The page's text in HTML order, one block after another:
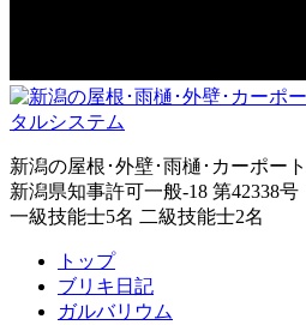
新潟の屋根･外壁･雨樋･カーポート
新潟県知事許可一般-18 第42338号
一級技能士5名 二級技能士2名
トップ
ブリキ日記
ガルバリウム